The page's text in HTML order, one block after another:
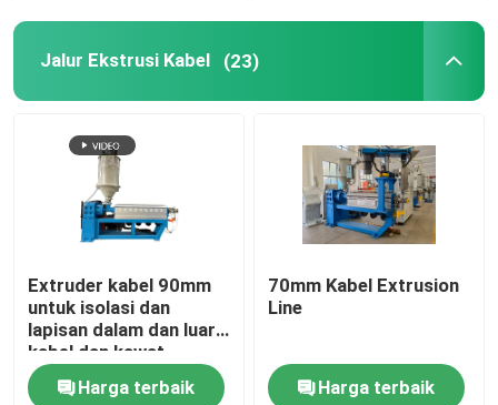
Jalur Ekstrusi Kabel (23)
Extruder kabel 90mm
untuk isolasi dan
lapisan dalam dan luar
kabel dan kawat
dengan PVC LSZH
HFFR XLPEHarga terbaik
70mm Kabel Extrusion
Line
Harga terbaik